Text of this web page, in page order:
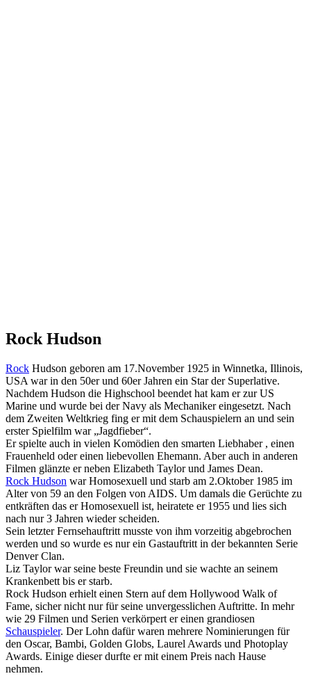
Rock Hudson
Rock Hudson geboren am 17.November 1925 in Winnetka, Illinois,
USA war in den 50er und 60er Jahren ein Star der Superlative.
Nachdem Hudson die Highschool beendet hat kam er zur US
Marine und wurde bei der Navy als Mechaniker eingesetzt. Nach
dem Zweiten Weltkrieg fing er mit dem Schauspielern an und sein
erster Spielfilm war „Jagdfieber“.
Er spielte auch in vielen Komödien den smarten Liebhaber , einen
Frauenheld oder einen liebevollen Ehemann. Aber auch in anderen
Filmen glänzte er neben Elizabeth Taylor und James Dean.
Rock Hudson war Homosexuell und starb am 2.Oktober 1985 im
Alter von 59 an den Folgen von AIDS. Um damals die Gerüchte zu
entkräften das er Homosexuell ist, heiratete er 1955 und lies sich
nach nur 3 Jahren wieder scheiden.
Sein letzter Fernsehauftritt musste von ihm vorzeitig abgebrochen
werden und so wurde es nur ein Gastauftritt in der bekannten Serie
Denver Clan.
Liz Taylor war seine beste Freundin und sie wachte an seinem
Krankenbett bis er starb.
Rock Hudson erhielt einen Stern auf dem Hollywood Walk of
Fame, sicher nicht nur für seine unvergesslichen Auftritte. In mehr
wie 29 Filmen und Serien verkörpert er einen grandiosen
Schauspieler. Der Lohn dafür waren mehrere Nominierungen für
den Oscar, Bambi, Golden Globs, Laurel Awards und Photoplay
Awards. Einige dieser durfte er mit einem Preis nach Hause
nehmen.